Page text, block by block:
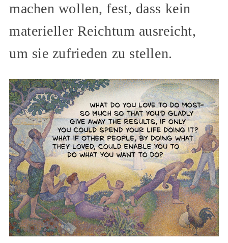
machen wollen, fest, dass kein
materieller Reichtum ausreicht,
um sie zufrieden zu stellen.